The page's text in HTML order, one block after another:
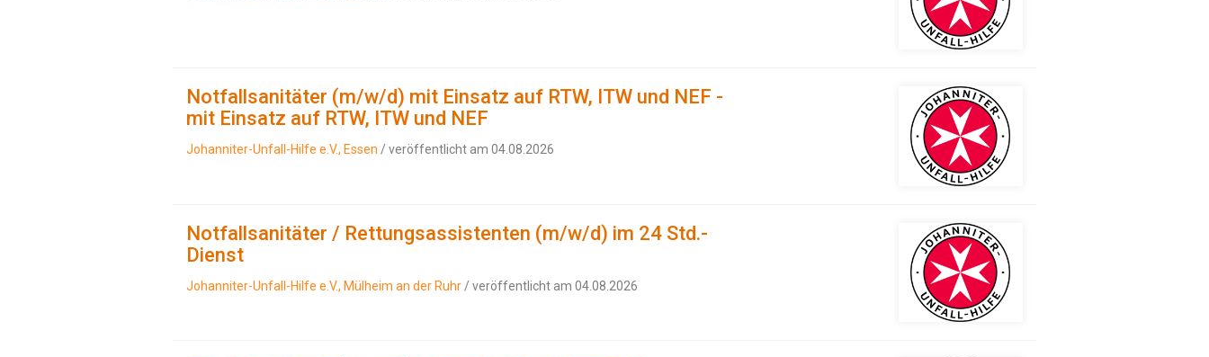
Notfallsanitäter (m/w/d) mit Einsatz auf RTW, ITW und NEF -
mit Einsatz auf RTW, ITW und NEF
Johanniter-Unfall-Hilfe e.V., Essen / veröffentlicht am 04.08.2026
Notfallsanitäter / Rettungsassistenten (m/w/d) im 24 Std.-
Dienst
Johanniter-Unfall-Hilfe e.V., Mülheim an der Ruhr / veröffentlicht am 04.08.2026